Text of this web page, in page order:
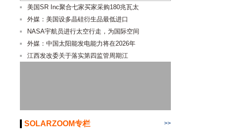
美国SR Inc聚合七家买家采购180兆瓦太
外媒：美国设多晶硅衍生品最低进口
NASA宇航员进行太空行走，为国际空间
外媒：中国太阳能发电能力将在2026年
江西发改委关于落实第四监管周期江
SOLARZOOM专栏 >>